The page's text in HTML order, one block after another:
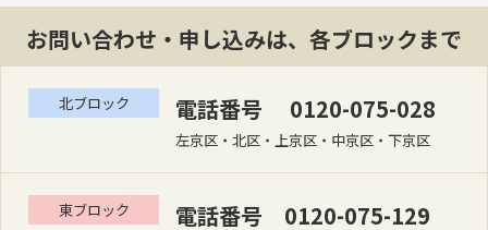
お問い合わせ・申し込みは、各ブロックまで
北ブロック 電話番号 0120-075-028
左京区・北区・上京区・中京区・下京区
東ブロック 電話番号 0120-075-129